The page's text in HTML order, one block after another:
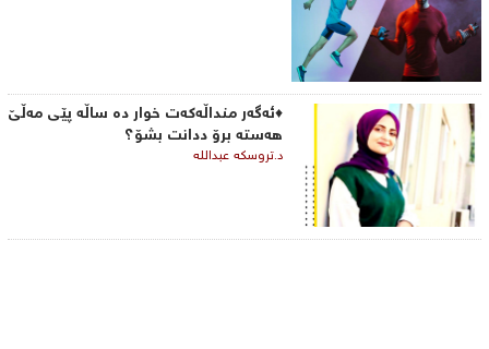
♦ئەگەر منداڵەکەت خوار دە ساڵە پێی مەڵێ
هەستە برۆ ددانت بشۆ؟
د.تروسکە عبداللە